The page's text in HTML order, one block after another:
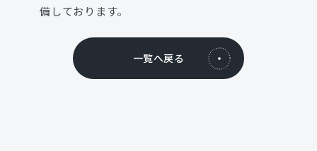
備しております。
一覧へ戻る